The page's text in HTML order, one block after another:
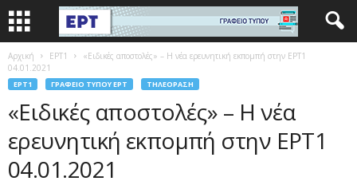
Αρχική EΡΤ1
«Ειδικές αποστολές» – Η νέα ερευνητική εκπομπή στην ΕΡΤ1
04.01.2021
EΡΤ1 ΓΡΑΦΕΊΟ ΤΎΠΟΥ ΕΡΤ ΤΗΛΕΌΡΑΣΗ
«Ειδικές αποστολές» – Η νέα
ερευνητική εκπομπή στην ΕΡΤ1
04.01.2021